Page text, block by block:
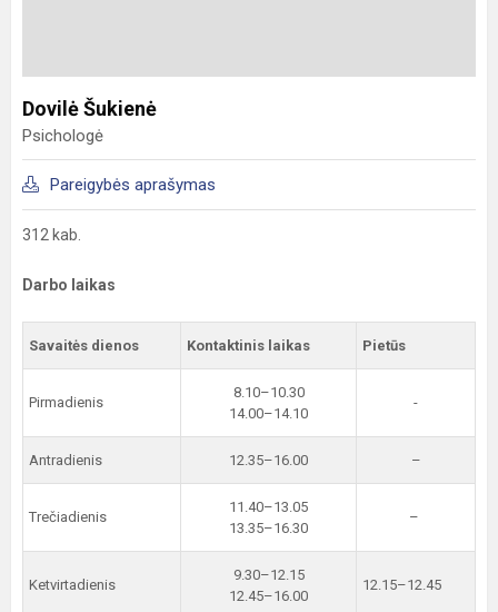
Dovilė Šukienė
Psichologė
Pareigybės aprašymas
312 kab.
Darbo laikas
Savaitės dienos Kontaktinis laikas Pietūs
Pirmadienis
8.10–10.30
14.00–14.10
-
Antradienis 12.35–16.00 –
Trečiadienis
11.40–13.05
13.35–16.30
–
Ketvirtadienis
9.30–12.15
12.45–16.00
12.15–12.45